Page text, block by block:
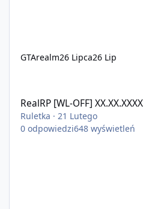
GTArealm26 Lipca26 Lip
RealRP [WL-OFF] XX.XX.XXXX
Ruletka · 21 Lutego
0 odpowiedzi648 wyświetleń